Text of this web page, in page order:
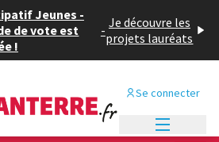
Jeunes -
de vote est
!
- Je découvre les
projets lauréats
Se connecter